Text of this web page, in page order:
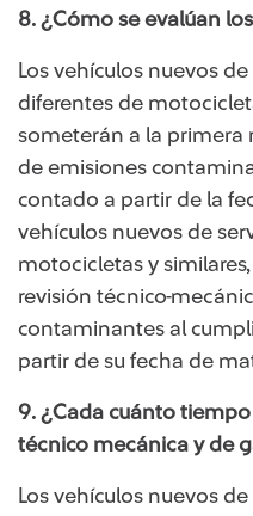
8. ¿Cómo se evalúan
Los vehículos nuevos
diferentes de
someterán a la primera
de emisiones
contado a partir de la
vehículos nuevos de
motocicletas y
revisión técnico-
contaminantes al
partir de su fecha de
9. ¿Cada cuánto
técnico mecánica y de
Los vehículos nuevos